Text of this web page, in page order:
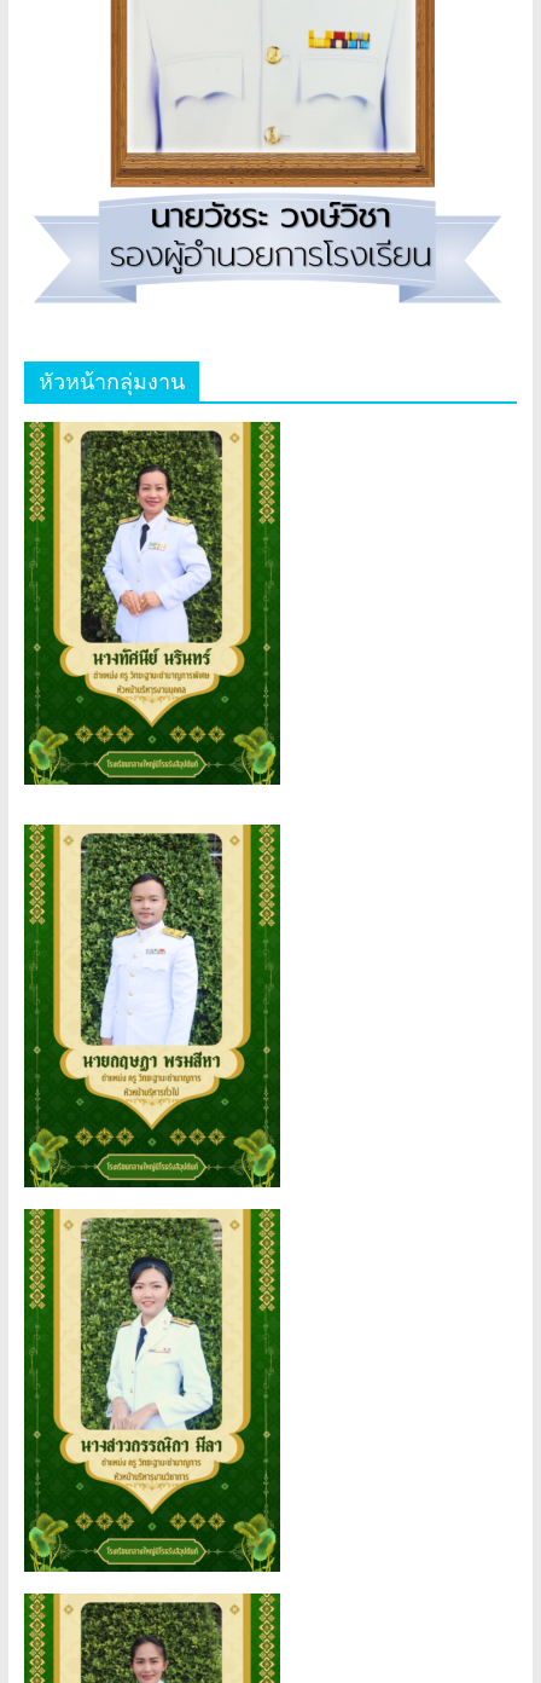
หัวหน้ากลุ่มงาน